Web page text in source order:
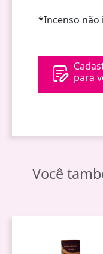
*Incenso não
para
Você